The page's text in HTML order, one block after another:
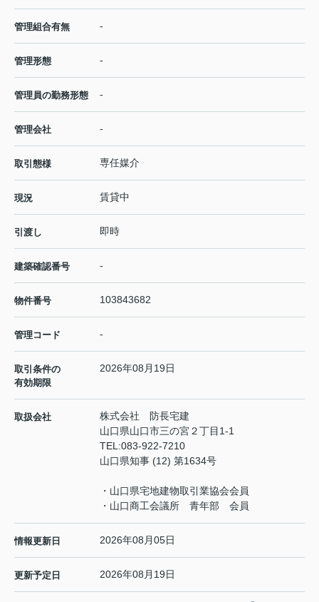
管理組合有無 -
管理形態 -
管理員の勤務形態 -
管理会社 -
取引態様 専任媒介
現況 賃貸中
引渡し 即時
建築確認番号 -
物件番号 103843682
管理コード -
取引条件の
有効期限
2026年08月19日
取扱会社
株式会社 防長宅建
山口県山口市三の宮２丁目1-1
TEL:083-922-7210
山口県知事 (12) 第1634号
・山口県宅地建物取引業協会会員
・山口商工会議所 青年部 会員
情報更新日 2026年08月05日
更新予定日 2026年08月19日